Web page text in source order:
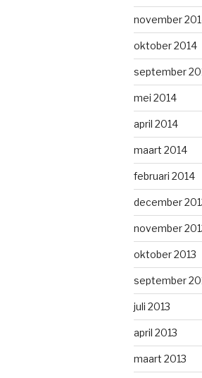
november
oktober 2014
september
mei 2014
april 2014
maart 2014
februari 2014
december
november
oktober 2013
september
juli 2013
april 2013
maart 2013